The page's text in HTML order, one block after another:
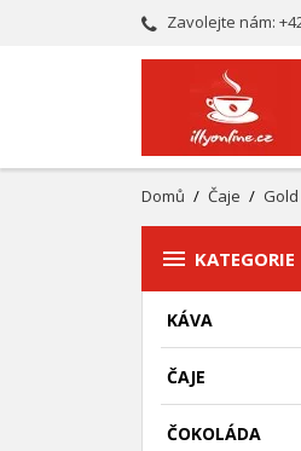
Zavolejte nám:
Domů Čaje
 KATEGORIE
KÁVA
ČAJE
ČOKOLÁDA